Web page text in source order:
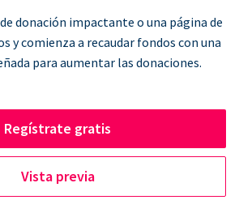
donación impactante o una página de
y comienza a recaudar fondos con una
para aumentar las donaciones.
Regístrate gratis
Vista previa